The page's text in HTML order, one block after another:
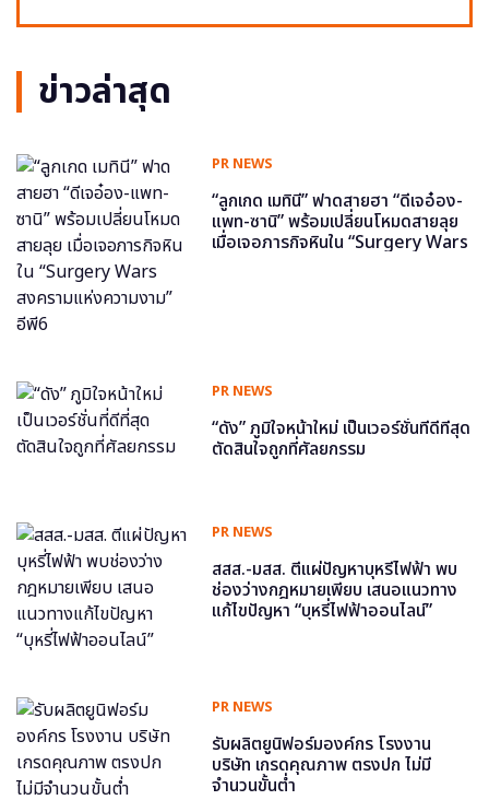
ข่าวล่าสุด
PR NEWS
“ลูกเกด เมทินี” ฟาดสายฮา “ดีเจอ๋อง-
แพท-ซานิ” พร้อมเปลี่ยนโหมดสายลุย
เมื่อเจอภารกิจหินใน “Surgery Wars
PR NEWS
“ดัง” ภูมิใจหน้าใหม่ เป็นเวอร์ชั่นที่ดีที่สุด
ตัดสินใจถูกที่ศัลยกรรม
PR NEWS
สสส.-มสส. ตีแผ่ปัญหาบุหรี่ไฟฟ้า พบ
ช่องว่างกฎหมายเพียบ เสนอแนวทาง
แก้ไขปัญหา “บุหรี่ไฟฟ้าออนไลน์”
PR NEWS
รับผลิตยูนิฟอร์มองค์กร โรงงาน
บริษัท เกรดคุณภาพ ตรงปก ไม่มี
จำนวนขั้นต่ำ